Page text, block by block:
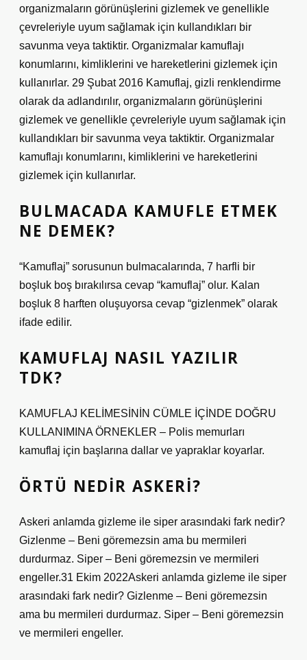
organizmaların görünüşlerini gizlemek ve genellikle
çevreleriyle uyum sağlamak için kullandıkları bir
savunma veya taktiktir. Organizmalar kamuflajı
konumlarını, kimliklerini ve hareketlerini gizlemek için
kullanırlar. 29 Şubat 2016 Kamuflaj, gizli renklendirme
olarak da adlandırılır, organizmaların görünüşlerini
gizlemek ve genellikle çevreleriyle uyum sağlamak için
kullandıkları bir savunma veya taktiktir. Organizmalar
kamuflajı konumlarını, kimliklerini ve hareketlerini
gizlemek için kullanırlar.
BULMACADA KAMUFLE ETMEK
NE DEMEK?
“Kamuflaj” sorusunun bulmacalarında, 7 harfli bir
boşluk boş bırakılırsa cevap “kamuflaj” olur. Kalan
boşluk 8 harften oluşuyorsa cevap “gizlenmek” olarak
ifade edilir.
KAMUFLAJ NASIL YAZILIR
TDK?
KAMUFLAJ KELİMESİNİN CÜMLE İÇİNDE DOĞRU
KULLANIMINA ÖRNEKLER – Polis memurları
kamuflaj için başlarına dallar ve yapraklar koyarlar.
ÖRTÜ NEDIR ASKERI?
Askeri anlamda gizleme ile siper arasındaki fark nedir?
Gizlenme – Beni göremezsin ama bu mermileri
durdurmaz. Siper – Beni göremezsin ve mermileri
engeller.31 Ekim 2022Askeri anlamda gizleme ile siper
arasındaki fark nedir? Gizlenme – Beni göremezsin
ama bu mermileri durdurmaz. Siper – Beni göremezsin
ve mermileri engeller.